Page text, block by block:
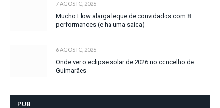
7 AGOSTO, 2026
Mucho Flow alarga leque de convidados com 8
performances (e há uma saída)
6 AGOSTO, 2026
Onde ver o eclipse solar de 2026 no concelho de
Guimarães
PUB